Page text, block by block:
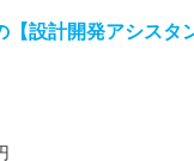
【設計開発アシスタ